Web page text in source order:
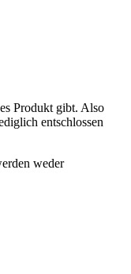
Produkt gibt. Also
entschlossen
weder